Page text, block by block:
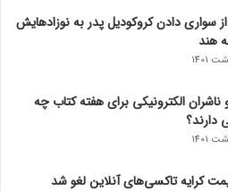
سواری دادن کروکودیل پدر به نوزادهایش
هند
ناشران الکترونیکی برای هفته کتاب چه
دارند؟
کرایه تاکسی‌های آنلاین لغو شد